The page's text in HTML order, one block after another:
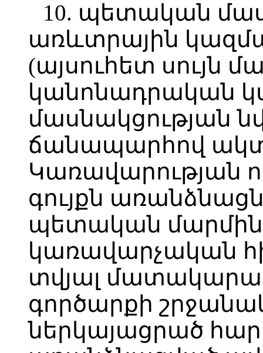
10. պետական
առևտրային
(այսուհետ սույն
կանոնադրական
մասնակցության
ճանապարհով
Կառավարության
գույքն
պետական
կառավարչական
տվյալ
գործարքի
ներկայացրած